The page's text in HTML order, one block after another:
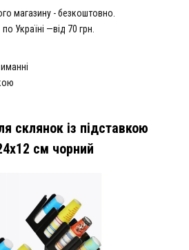
магазину - безкоштовно.
Україні —від 70 грн.
склянок із підставкою
см чорний